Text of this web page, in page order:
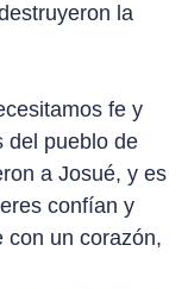
la
fe y
del pueblo de
a Josué, y es
confían y
con un corazón,